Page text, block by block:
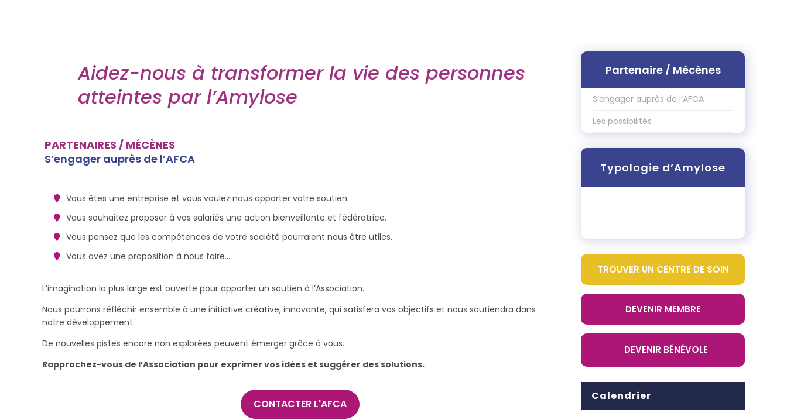
Aidez-nous à transformer la vie des personnes
atteintes par l’Amylose
PARTENAIRES / MÉCÈNES
S’engager auprès de l’AFCA
Vous êtes une entreprise et vous voulez nous apporter votre soutien.
Vous souhaitez proposer à vos salariés une action bienveillante et fédératrice.
Vous pensez que les compétences de votre société pourraient nous être utiles.
Vous avez une proposition à nous faire…
L’imagination la plus large est ouverte pour apporter un soutien à l’Association.
Nous pourrons réfléchir ensemble à une initiative créative, innovante, qui satisfera vos objectifs et nous soutiendra dans
notre développement.
De nouvelles pistes encore non explorées peuvent émerger grâce à vous.
Rapprochez-vous de l’Association pour exprimer vos idées et suggérer des solutions.
CONTACTER L'AFCA
Partenaire / Mécènes
S’engager auprès de l’AFCA
Les possibilités
Typologie d’Amylose
TROUVER UN CENTRE DE SOIN
DEVENIR MEMBRE
DEVENIR BÉNÉVOLE
Calendrier